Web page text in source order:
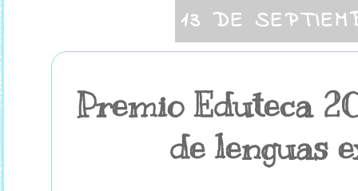
13 DE
Premio Eduteca
de lenguas